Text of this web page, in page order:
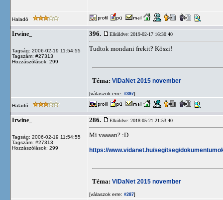
Haladó
Irwine_
Tagság: 2006-02-19 11:54:55
Tagszám: #27313
Hozzászólások: 299
396. Elküldve: 2019-02-17 16:30:40
Tudtok mondani frekit? Köszi!
Téma: ViDaNet 2015 november
[válaszok erre: #397]
Haladó
Irwine_
Tagság: 2006-02-19 11:54:55
Tagszám: #27313
Hozzászólások: 299
286. Elküldve: 2018-05-21 21:53:40
Mi vaaaan? :D
https://www.vidanet.hu/segitseg/
Téma: ViDaNet 2015 november
[válaszok erre: #287]